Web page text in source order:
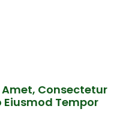
Amet, Consectetur
Eiusmod Tempor